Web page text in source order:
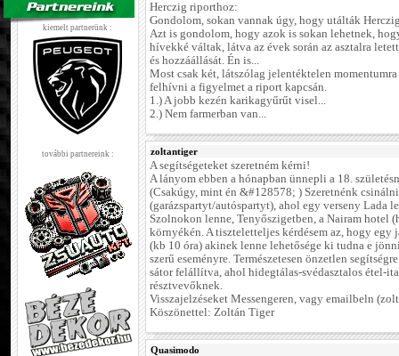
kiemelt partnerünk :
további partnereink :
Herczig riporthoz:
Gondolom, sokan vannak úgy, hogy utálták
Azt is gondolom, hogy azok is sokan lehetnek,
hívekké váltak, látva az évek során az asztalra
és hozzáállását. Én is...
Most csak két, látszólag jelentéktelen momentumra
felhívni a figyelmet a riport kapcsán.
1.) A jobb kezén karikagyűrűt visel...
2.) Nem farmerban van...
zoltantiger
A segítségeteket szeretném kérni!
A lányom ebben a hónapban ünnepli a 18.
(Csakúgy, mint én &#128578; ) Szeretnénk
(garázspartyt/autóspartyt), ahol egy verseny Lada
Szolnokon lenne, Tenyőszigetben, a Nairam hotel
környékén. A tiszteletteljes kérdésem az, hogy egy
(kb 10 óra) akinek lenne lehetősége ki tudna e
szerű eseményre. Természetesen önzetlen
sátor felállítva, ahol hidegtálas-svédasztalos étel-
résztvevőknek.
Visszajelzéseket Messengeren, vagy emailbeln
Köszönettel: Zoltán Tiger
Quasimodo